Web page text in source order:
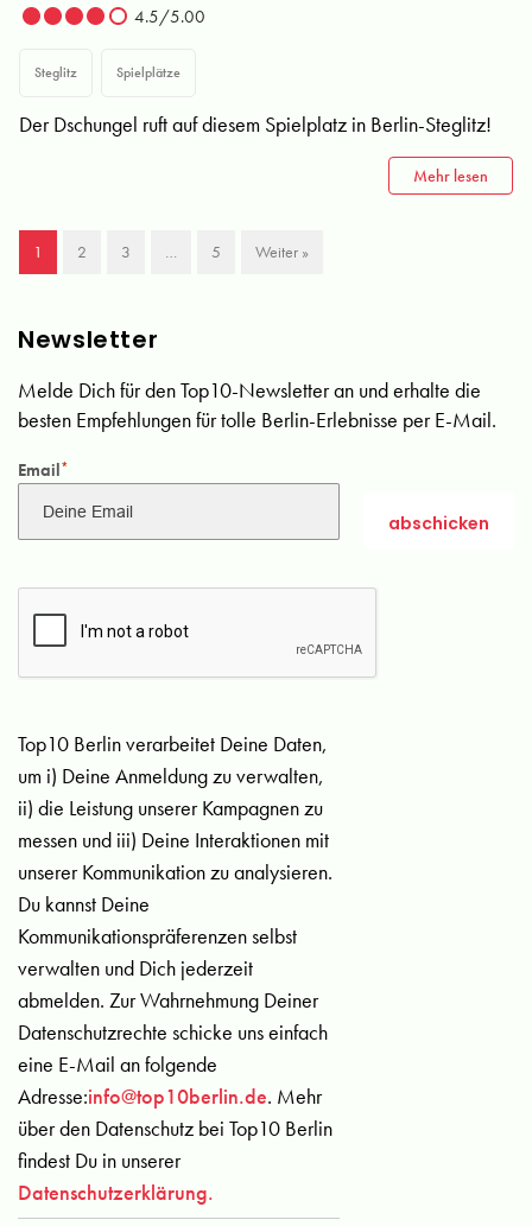
4.5/5.00
Steglitz Spielplätze
Der Dschungel ruft auf diesem Spielplatz in Berlin-Steglitz!
Mehr lesen
1 2 3 … 5 Weiter »
Newsletter
Melde Dich für den Top10-Newsletter an und erhalte die
besten Empfehlungen für tolle Berlin-Erlebnisse per E-Mail.
Email*
Top10 Berlin verarbeitet Deine Daten,
um i) Deine Anmeldung zu verwalten,
ii) die Leistung unserer Kampagnen zu
messen und iii) Deine Interaktionen mit
unserer Kommunikation zu analysieren.
Du kannst Deine
Kommunikationspräferenzen selbst
verwalten und Dich jederzeit
abmelden. Zur Wahrnehmung Deiner
Datenschutzrechte schicke uns einfach
eine E-Mail an folgende
Adresse:info@top10berlin.de. Mehr
über den Datenschutz bei Top10 Berlin
findest Du in unserer
Datenschutzerklärung.